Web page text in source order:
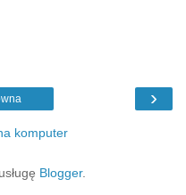
›
komputer
Blogger.